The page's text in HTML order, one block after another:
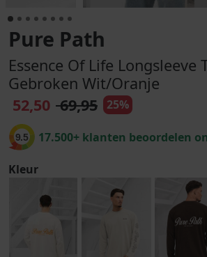
Pure Path
Essence Of Life Longsleeve
Gebroken Wit/Oranje
52,50 69,95 25%
9.5 17.500+ klanten beoordelen
Kleur